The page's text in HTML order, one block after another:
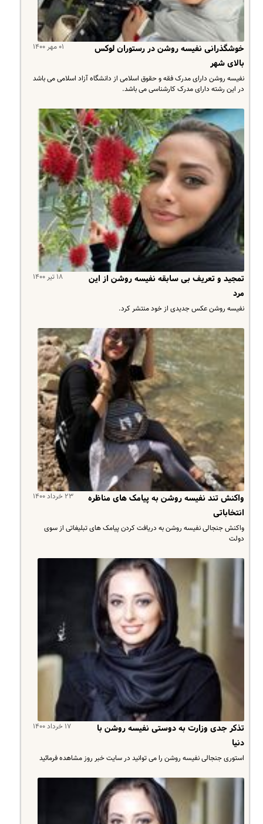
۰۱ مهر ۱۴۰۰
خوشگذرانی نفیسه روشن در رستوران لوکس
بالای شهر
نفیسه روشن دارای مدرک فقه و حقوق اسلامی از دانشگاه آزاد اسلامی می باشد
در این رشته دارای مدرک کارشناسی می باشد.
۱۸ تیر ۱۴۰۰
تمجید و تعریف بی سابقه نفیسه روشن از این
مرد
نفیسه روشن عکس جدیدی از خود منتشر کرد.
۲۳ خرداد ۱۴۰۰
واکنش تند نفیسه روشن به پیامک های مناظره
انتخاباتی
واکنش جنجالی نفیسه روشن به دریافت کردن پیامک های تبلیغاتی از سوی
دولت
۱۷ خرداد ۱۴۰۰
تذکر جدی وزارت به دوستی نفیسه روشن با
دنیا
استوری جنجالی نفیسه روشن را می توانید در سایت خبر روز مشاهده فرمائید